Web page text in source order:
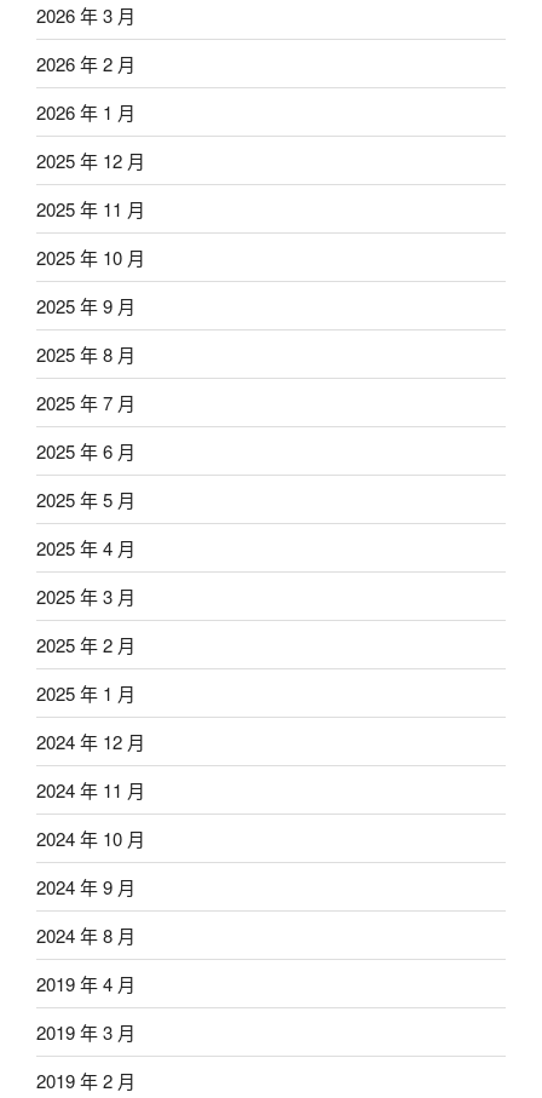
2026 年 3 月
2026 年 2 月
2026 年 1 月
2025 年 12 月
2025 年 11 月
2025 年 10 月
2025 年 9 月
2025 年 8 月
2025 年 7 月
2025 年 6 月
2025 年 5 月
2025 年 4 月
2025 年 3 月
2025 年 2 月
2025 年 1 月
2024 年 12 月
2024 年 11 月
2024 年 10 月
2024 年 9 月
2024 年 8 月
2019 年 4 月
2019 年 3 月
2019 年 2 月